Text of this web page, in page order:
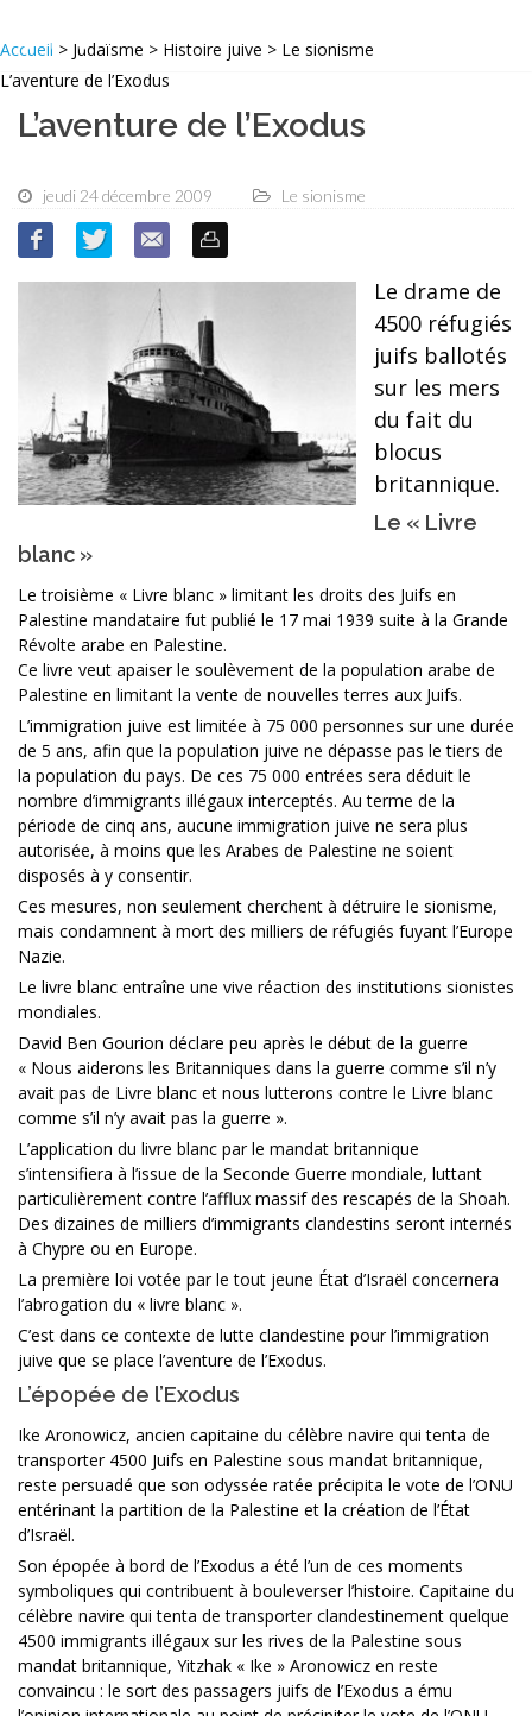
Accueil > Judaïsme > Histoire juive > Le sionisme
L’aventure de l’Exodus
L’aventure de l’Exodus
jeudi 24 décembre 2009 Le sionisme
Le drame de
4500 réfugiés
juifs ballotés
sur les mers
du fait du
blocus
britannique.
Le « Livre
blanc »
Le troisième « Livre blanc » limitant les droits des Juifs en
Palestine mandataire fut publié le 17 mai 1939 suite à la Grande
Révolte arabe en Palestine.
Ce livre veut apaiser le soulèvement de la population arabe de
Palestine en limitant la vente de nouvelles terres aux Juifs.
L’immigration juive est limitée à 75 000 personnes sur une durée
de 5 ans, afin que la population juive ne dépasse pas le tiers de
la population du pays. De ces 75 000 entrées sera déduit le
nombre d’immigrants illégaux interceptés. Au terme de la
période de cinq ans, aucune immigration juive ne sera plus
autorisée, à moins que les Arabes de Palestine ne soient
disposés à y consentir.
Ces mesures, non seulement cherchent à détruire le sionisme,
mais condamnent à mort des milliers de réfugiés fuyant l’Europe
Nazie.
Le livre blanc entraîne une vive réaction des institutions sionistes
mondiales.
David Ben Gourion déclare peu après le début de la guerre
« Nous aiderons les Britanniques dans la guerre comme s’il n’y
avait pas de Livre blanc et nous lutterons contre le Livre blanc
comme s’il n’y avait pas la guerre ».
L’application du livre blanc par le mandat britannique
s’intensifiera à l’issue de la Seconde Guerre mondiale, luttant
particulièrement contre l’afflux massif des rescapés de la Shoah.
Des dizaines de milliers d’immigrants clandestins seront internés
à Chypre ou en Europe.
La première loi votée par le tout jeune État d’Israël concernera
l’abrogation du « livre blanc ».
C’est dans ce contexte de lutte clandestine pour l’immigration
juive que se place l’aventure de l’Exodus.
L’épopée de l’Exodus
Ike Aronowicz, ancien capitaine du célèbre navire qui tenta de
transporter 4500 Juifs en Palestine sous mandat britannique,
reste persuadé que son odyssée ratée précipita le vote de l’ONU
entérinant la partition de la Palestine et la création de l’État
d’Israël.
Son épopée à bord de l’Exodus a été l’un de ces moments
symboliques qui contribuent à bouleverser l’histoire. Capitaine du
célèbre navire qui tenta de transporter clandestinement quelque
4500 immigrants illégaux sur les rives de la Palestine sous
mandat britannique, Yitzhak « Ike » Aronowicz en reste
convaincu : le sort des passagers juifs de l’Exodus a ému